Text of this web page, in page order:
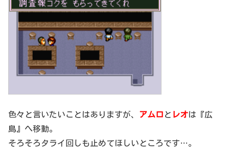
色々と言いたいことはありますが、 アムロ と レオは『広
島』へ移動。
そろそろタライ回しも止めてほしいところです…。